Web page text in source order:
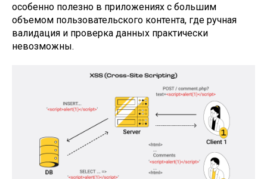
особенно полезно в приложениях с большим
объемом пользовательского контента, где ручная
валидация и проверка данных практически
невозможны.